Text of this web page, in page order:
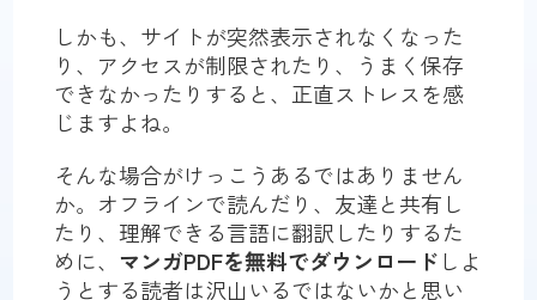
しかも、サイトが突然表示されなくなった
り、アクセスが制限されたり、うまく保存
できなかったりすると、正直ストレスを感
じますよね。
そんな場合がけっこうあるではありません
か。オフラインで読んだり、友達と共有し
たり、理解できる言語に翻訳したりするた
めに、 マンガPDFを無料でダウンロード しよ
うとする読者は沢山いるではないかと思い